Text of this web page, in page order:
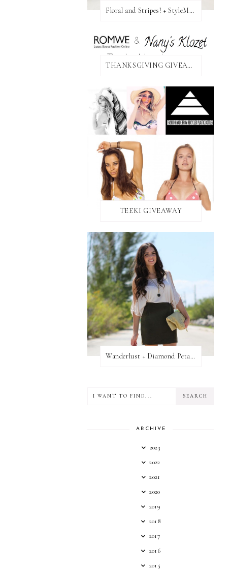
Floral and Stripes! + StyleMint GIVEAWAY!
THANKSGIVING GIVEAWAY!
TEEKI GIVEAWAY
Wanderlust + Diamond Petal Giveaway
ARCHIVE
2023
2022
2021
2020
2019
2018
2017
2016
2015